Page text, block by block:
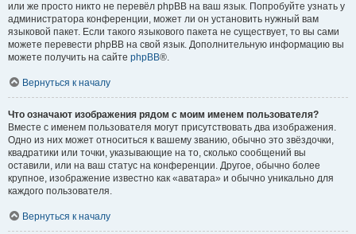
или же просто никто не перевёл phpBB на ваш язык. Попробуйте узнать у
администратора конференции, может ли он установить нужный вам
языковой пакет. Если такого языкового пакета не существует, то вы сами
можете перевести phpBB на свой язык. Дополнительную информацию вы
можете получить на сайте phpBB®.
Вернуться к началу
Что означают изображения рядом с моим именем пользователя?
Вместе с именем пользователя могут присутствовать два изображения.
Одно из них может относиться к вашему званию, обычно это звёздочки,
квадратики или точки, указывающие на то, сколько сообщений вы
оставили, или на ваш статус на конференции. Другое, обычно более
крупное, изображение известно как «аватара» и обычно уникально для
каждого пользователя.
Вернуться к началу